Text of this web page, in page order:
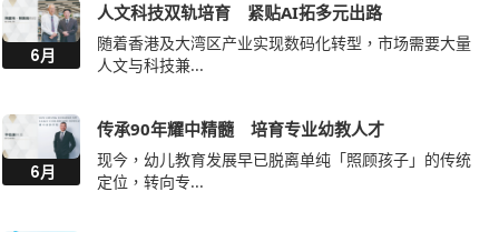
6月
人文科技双轨培育 紧贴AI拓多元出路
随着香港及大湾区产业实现数码化转型，市场需要大量
人文与科技兼...
6月
传承90年耀中精髓 培育专业幼教人才
现今，幼儿教育发展早已脱离单纯「照顾孩子」的传统
定位，转向专...